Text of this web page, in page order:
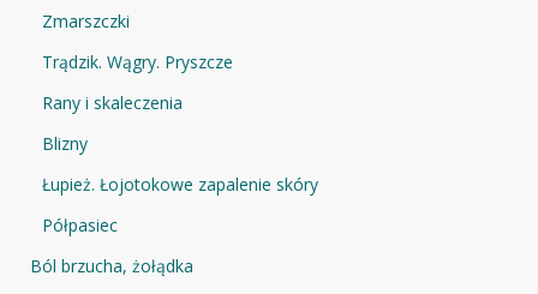
Zmarszczki
Trądzik. Wągry. Pryszcze
Rany i skaleczenia
Blizny
Łupież. Łojotokowe zapalenie skóry
Półpasiec
Ból brzucha, żołądka